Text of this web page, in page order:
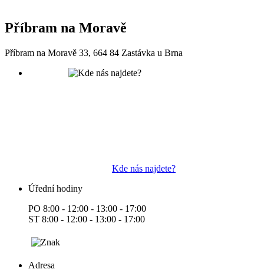
Příbram na Moravě
Příbram na Moravě 33, 664 84 Zastávka u Brna
Kde nás najdete?
Úřední hodiny
PO 8:00 - 12:00 - 13:00 - 17:00
ST 8:00 - 12:00 - 13:00 - 17:00
Adresa